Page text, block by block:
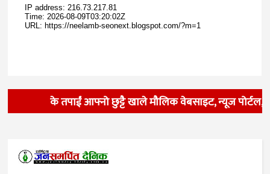
के तपाईं आफ्नो छुट्टै खाले मौलिक वेबसाइट, न्यूज पोर्टल,